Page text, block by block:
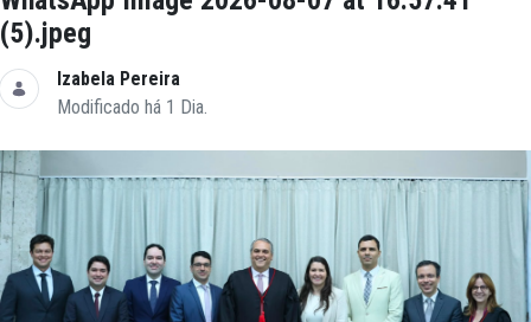
(5).jpeg
Izabela Pereira
Modificado há 1 Dia.